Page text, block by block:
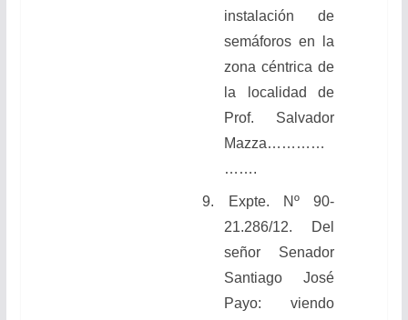
instalación de
semáforos en la
zona céntrica de
la localidad de
Prof. Salvador
Mazza…………
…….
9.
Expte. Nº 90-
21.286/12. Del
señor Senador
Santiago José
Payo: viendo